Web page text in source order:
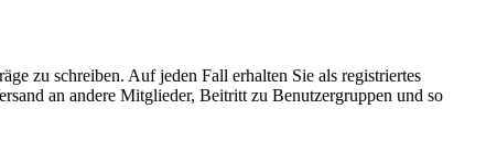
zu schreiben. Auf jeden Fall erhalten Sie als registriertes
an andere Mitglieder, Beitritt zu Benutzergruppen und so